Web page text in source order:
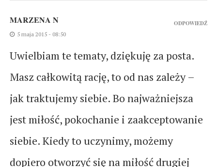
MARZENA N
5 maja 2015 - 08:50
Uwielbiam te tematy, dziękuję za posta.
Masz całkowitą rację, to od nas zależy –
jak traktujemy siebie. Bo najważniejsza
jest miłość, pokochanie i zaakceptowanie
siebie. Kiedy to uczynimy, możemy
dopiero otworzyć się na miłość drugiej
ODPOWIEDŹ